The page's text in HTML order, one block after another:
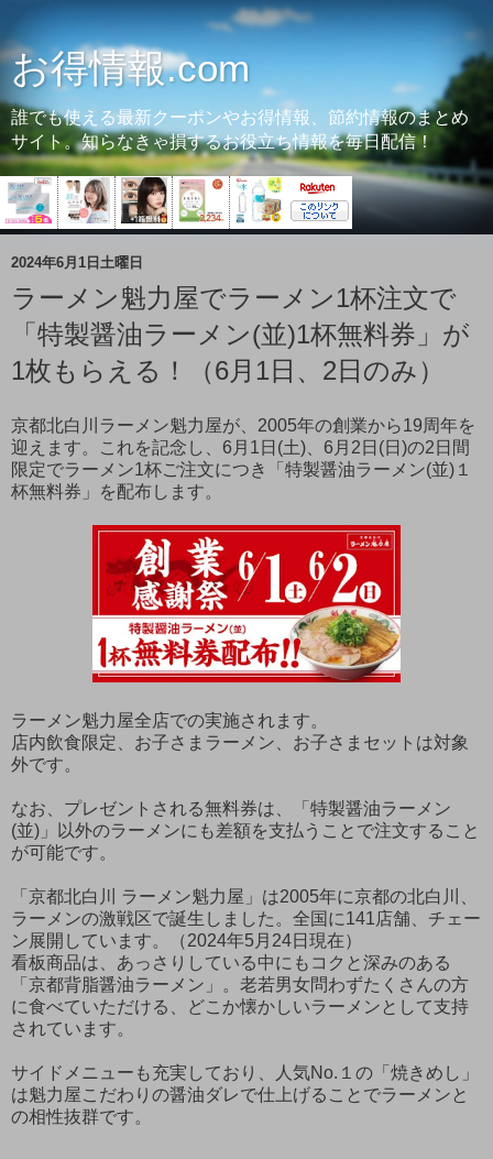
お得情報.com
誰でも使える最新クーポンやお得情報、節約情報のまとめ
サイト。知らなきゃ損するお役立ち情報を毎日配信！
2024年6月1日土曜日
ラーメン魁力屋でラーメン1杯注文で
「特製醤油ラーメン(並)1杯無料券」が
1枚もらえる！（6月1日、2日のみ）
京都北白川ラーメン魁力屋が、2005年の創業から19周年を
迎えます。これを記念し、6月1日(土)、6月2日(日)の2日間
限定でラーメン1杯ご注文につき「特製醤油ラーメン(並)１
杯無料券」を配布します。
ラーメン魁力屋全店での実施されます。
店内飲食限定、お子さまラーメン、お子さまセットは対象
外です。
なお、プレゼントされる無料券は、「特製醤油ラーメン
(並)」以外のラーメンにも差額を支払うことで注文すること
が可能です。
「京都北白川 ラーメン魁力屋」は2005年に京都の北白川、
ラーメンの激戦区で誕生しました。全国に141店舗、チェー
ン展開しています。（2024年5月24日現在）
看板商品は、あっさりしている中にもコクと深みのある
「京都背脂醤油ラーメン」。老若男女問わずたくさんの方
に食べていただける、どこか懐かしいラーメンとして支持
されています。
サイドメニューも充実しており、人気No.１の「焼きめし」
は魁力屋こだわりの醤油ダレで仕上げることでラーメンと
の相性抜群です。